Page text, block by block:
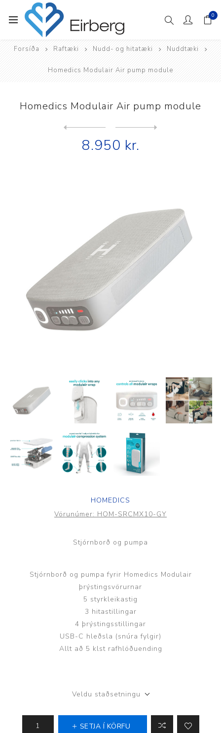
0
Forsíða Raftæki Nudd- og hitatæki Nuddtæki
Homedics Modulair Air pump module
Homedics Modulair Air pump module
8.950 kr.
HOMEDICS
Vörunúmer: HOM-SRCMX10-GY
Stjórnborð og pumpa
Stjórnborð og pumpa fyrir Homedics Modulair
þrýstingsvörurnar
5 styrkleikastig
3 hitastillingar
4 þrýstingsstillingar
USB-C hleðsla (snúra fylgir)
Allt að 5 klst rafhlöðuending
Veldu staðsetningu
SETJA Í KÖRFU